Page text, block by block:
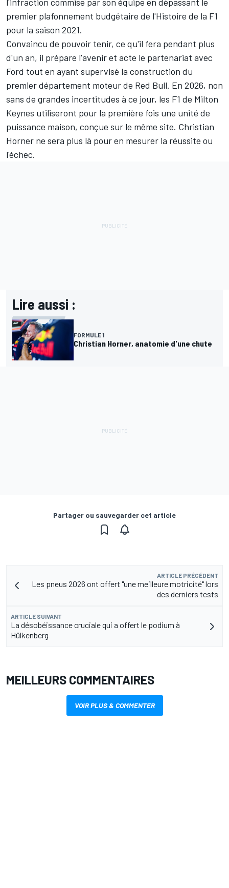
premier plafonnement budgétaire de l'Histoire de la F1
pour la saison 2021.
Convaincu de pouvoir tenir, ce qu'il fera pendant plus
d'un an, il prépare l'avenir et acte le partenariat avec
Ford tout en ayant supervisé la construction du
premier département moteur de Red Bull. En 2026, non
sans de grandes incertitudes à ce jour, les F1 de Milton
Keynes utiliseront pour la première fois une unité de
puissance maison, conçue sur le même site. Christian
Horner ne sera plus là pour en mesurer la réussite ou
l'échec.
Lire aussi :
FORMULE 1
Christian Horner, anatomie d'une chute
Partager ou sauvegarder cet article
ARTICLE PRÉCÉDENT
Les pneus 2026 ont offert "une meilleure motricité" lors
des derniers tests
ARTICLE SUIVANT
La désobéissance cruciale qui a offert le podium à
Hülkenberg
MEILLEURS COMMENTAIRES
VOIR PLUS & COMMENTER